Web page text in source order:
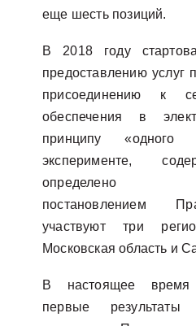
еще шесть позиций.
В 2018 году
предоставлению услуг
присоединению к
обеспечения в
принципу
эксперименте,
определено
постановлением
участвуют три
Московская область и
В настоящее
первые результаты